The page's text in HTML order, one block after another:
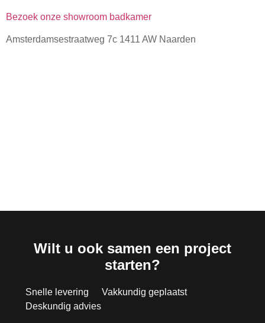
Bezoek onze showroom badkamer
Amsterdamsestraatweg 7c 1411 AW Naarden
Wilt u ook samen een project
starten?
Snelle levering
Vakkundig geplaatst
Deskundig advies